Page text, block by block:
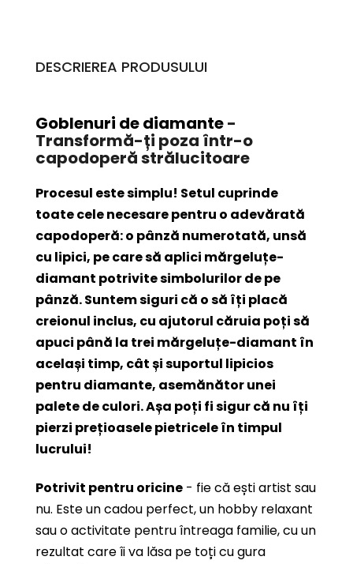
DESCRIEREA PRODUSULUI
Goblenuri de diamante-
Transformă-ți poza într-o
capodoperă strălucitoare
Procesul este simplu! Setul cuprinde
toate cele necesare pentru o adevărată
capodoperă: o pânză numerotată, unsă
cu lipici, pe care să aplici mărgeluțe-
diamant potrivite simbolurilor de pe
pânză. Suntem siguri că o să îți placă
creionul inclus, cu ajutorul căruia poți să
apuci până la trei mărgeluțe-diamant în
același timp, cât și suportul lipicios
pentru diamante, asemănător unei
palete de culori. Așa poți fi sigur că nu îți
pierzi prețioasele pietricele în timpul
lucrului!
Potrivit pentru oricine - fie că ești artist sau
nu. Este un cadou perfect, un hobby relaxant
sau o activitate pentru întreaga familie, cu un
rezultat care îi va lăsa pe toți cu gura